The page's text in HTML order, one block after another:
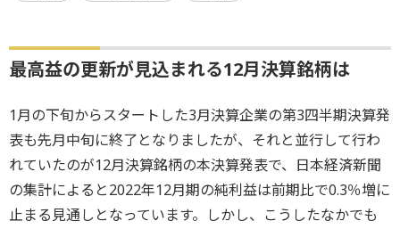
最高益の更新が見込まれる12月決算銘柄は
1月の下旬からスタートした3月決算企業の第3四半期決算発
表も先月中旬に終了となりましたが、それと並行して行わ
れていたのが12月決算銘柄の本決算発表で、日本経済新聞
の集計によると2022年12月期の純利益は前期比で0.3％増に
止まる見通しとなっています。しかし、こうしたなかでも